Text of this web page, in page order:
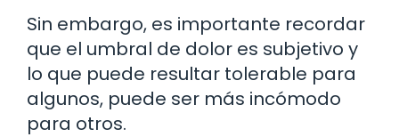
Sin embargo, es importante recordar
que el umbral de dolor es subjetivo y
lo que puede resultar tolerable para
algunos, puede ser más incómodo
para otros.